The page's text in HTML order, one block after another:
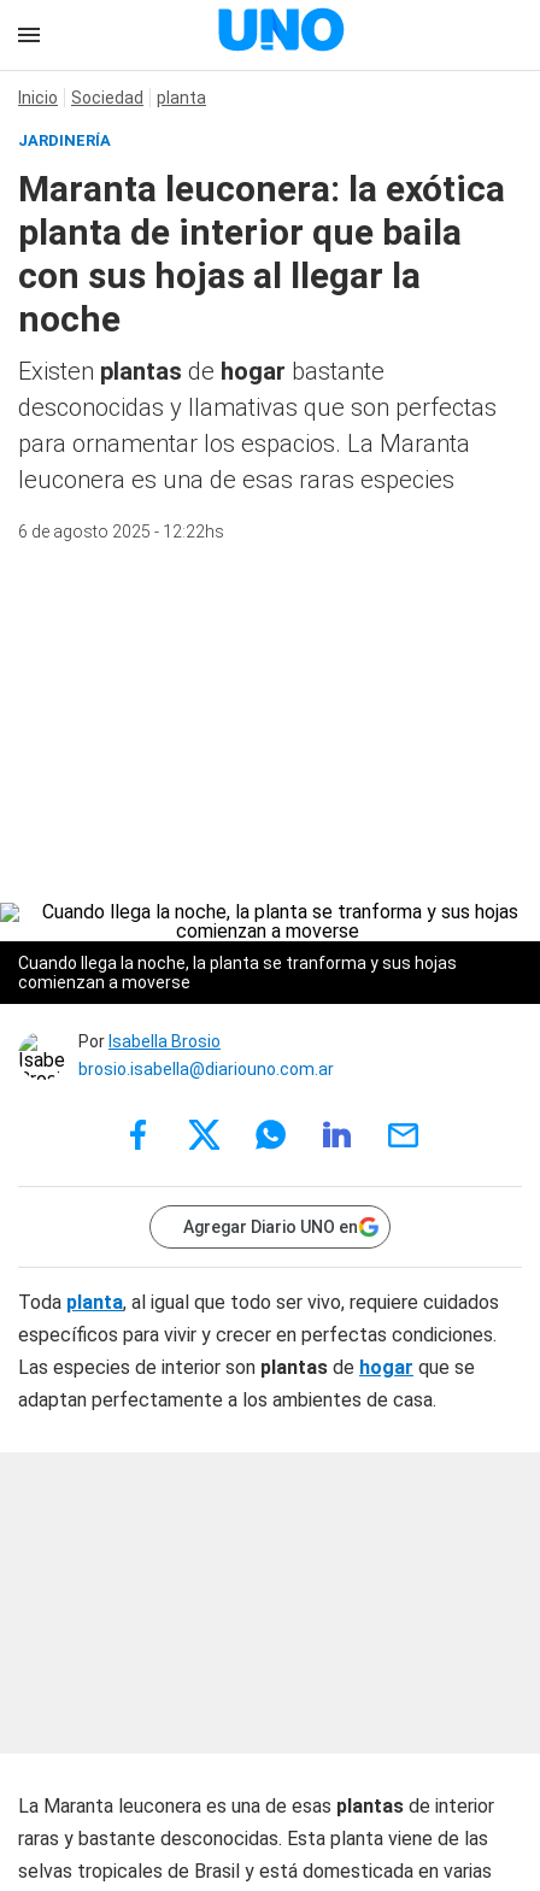
Inicio Sociedad planta
JARDINERÍA
Maranta leuconera: la exótica
planta de interior que baila
con sus hojas al llegar la
noche
Existen plantas de hogar bastante
desconocidas y llamativas que son perfectas
para ornamentar los espacios. La Maranta
leuconera es una de esas raras especies
6 de agosto 2025 - 12:22hs
Cuando llega la noche, la planta se tranforma y sus hojas
comienzan a moverse
Por Isabella Brosio
brosio.isabella@diariouno.com.ar
Agregar Diario UNO en
Toda planta, al igual que todo ser vivo, requiere cuidados
específicos para vivir y crecer en perfectas condiciones.
Las especies de interior son plantas de hogar que se
adaptan perfectamente a los ambientes de casa.
La Maranta leuconera es una de esas plantas de interior
raras y bastante desconocidas. Esta planta viene de las
selvas tropicales de Brasil y está domesticada en varias